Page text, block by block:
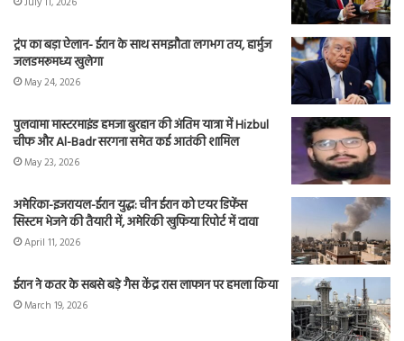
ट्रंप का बड़ा ऐलान- ईरान के साथ समझौता लगभग तय, हार्मुज
जलडमरूमध्य खुलेगा
May 24, 2026
पुलवामा मास्टरमाइंड हमजा बुरहान की अंतिम यात्रा में Hizbul
चीफ और Al-Badr सरगना समेत कई आतंकी शामिल
May 23, 2026
अमेरिका-इजरायल-ईरान युद्ध: चीन ईरान को एयर डिफेंस
सिस्टम भेजने की तैयारी में, अमेरिकी खुफिया रिपोर्ट में दावा
April 11, 2026
ईरान ने कतर के सबसे बड़े गैस केंद्र रास लाफान पर हमला किया
March 19, 2026